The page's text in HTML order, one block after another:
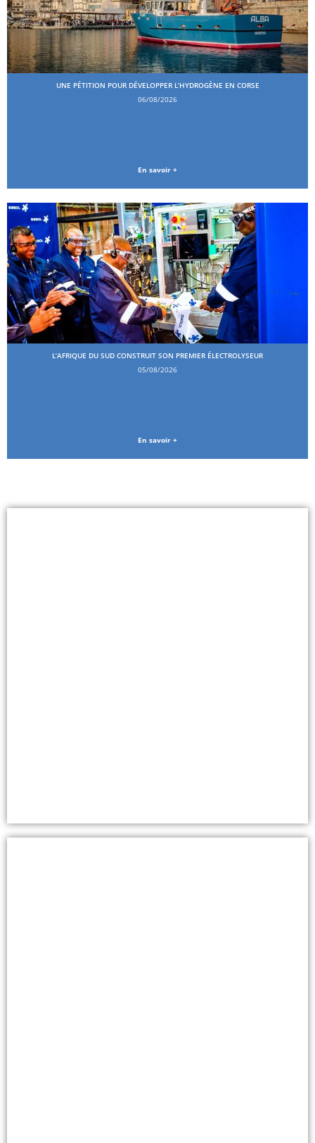
UNE PÉTITION POUR DÉVELOPPER L’HYDROGÈNE EN CORSE
06/08/2026
En savoir +
L’AFRIQUE DU SUD CONSTRUIT SON PREMIER ÉLECTROLYSEUR
05/08/2026
En savoir +